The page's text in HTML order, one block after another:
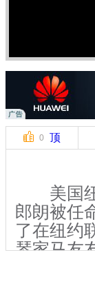
0 顶
美国纽
郎朗被任
了在纽约
琴家马友